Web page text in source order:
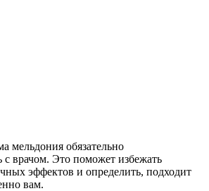
мельдония обязательно
с врачом. Это поможет избежать
эффектов и определить, подходит
вам.